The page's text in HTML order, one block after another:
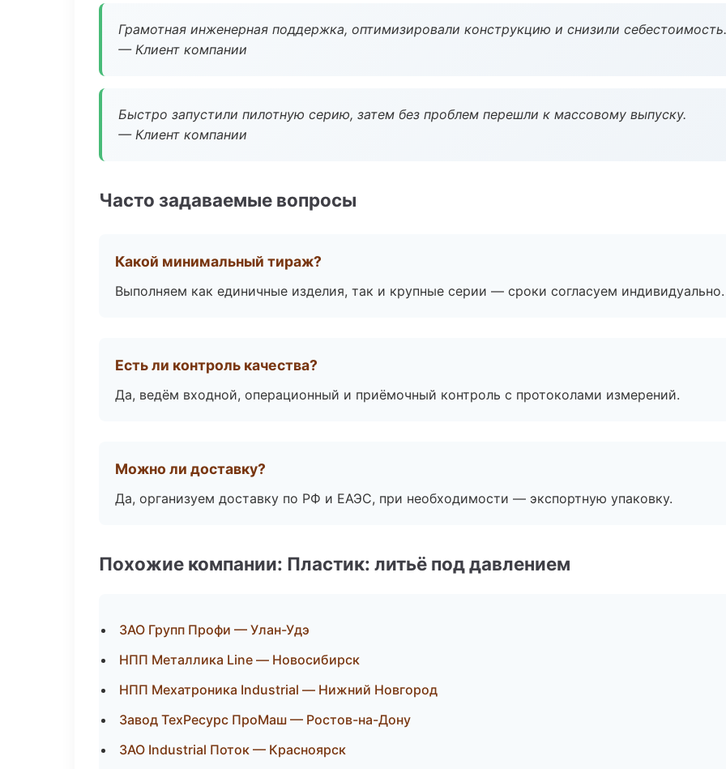
Грамотная инженерная поддержка, оптимизировали конструкцию и снизили себестоимость.
— Клиент компании
Быстро запустили пилотную серию, затем без проблем перешли к массовому выпуску.
— Клиент компании
Часто задаваемые вопросы
Какой минимальный тираж?
Выполняем как единичные изделия, так и крупные серии — сроки согласуем индивидуально.
Есть ли контроль качества?
Да, ведём входной, операционный и приёмочный контроль с протоколами измерений.
Можно ли доставку?
Да, организуем доставку по РФ и ЕАЭС, при необходимости — экспортную упаковку.
Похожие компании: Пластик: литьё под давлением
ЗАО Групп Профи — Улан-Удэ
НПП Металлика Line — Новосибирск
НПП Мехатроника Industrial — Нижний Новгород
Завод ТехРесурс ПроМаш — Ростов-на-Дону
ЗАО Industrial Поток — Красноярск